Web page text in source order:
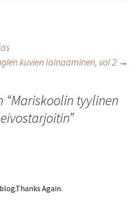
kuvien lainaaminen, vol 2 →
“Mariskoolin tyylinen
”
Again.